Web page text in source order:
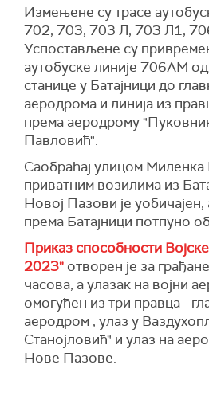
Измењене су трасе
702, 703, 703 Л, 703 Л1,
Успостављене су
аутобуске линије 706АМ
станице у Батајници до
аеродрома и линија из
према аеродрому
Павловић".
Саобраћај улицом
приватним возилима из
Новој Пазови је
према Батајници потпуно
Приказ способности
2023" отворен је за
часова, а улазак на војни
омогућен из три правца -
аеродром , улаз у
Станојловић" и улаз на
Нове Пазове.